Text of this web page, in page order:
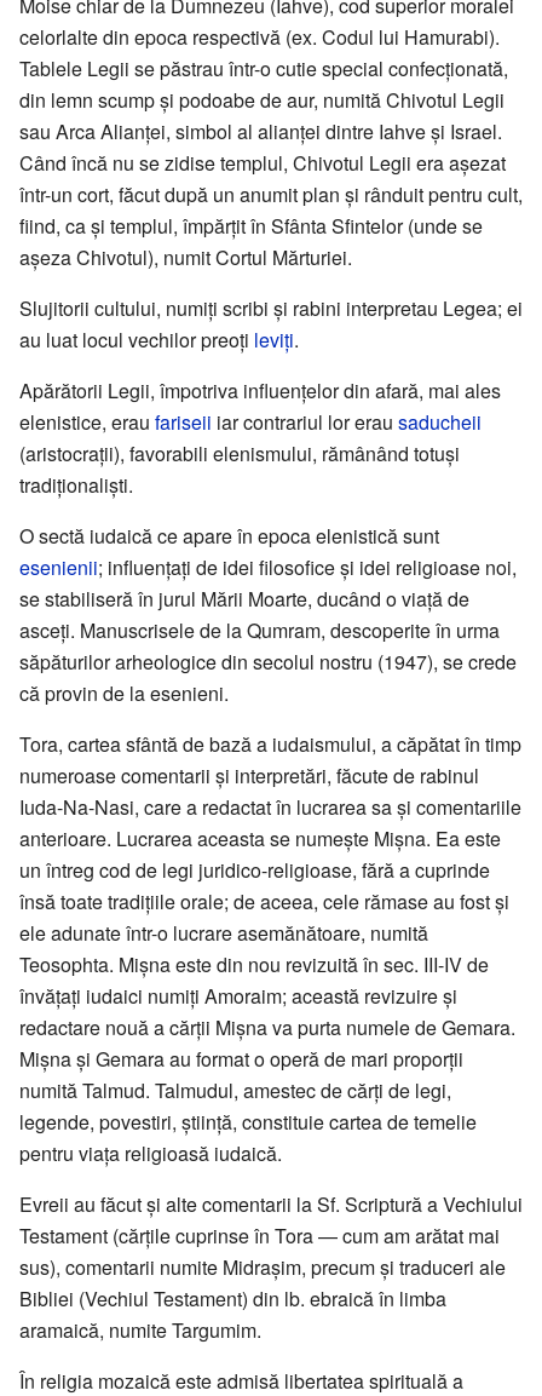
celorlalte din epoca respectivă (ex. Codul lui Hamurabi).
Tablele Legii se păstrau într-o cutie special confecționată,
din lemn scump și podoabe de aur, numită Chivotul Legii
sau Arca Alianței, simbol al alianței dintre Iahve și Israel.
Când încă nu se zidise templul, Chivotul Legii era așezat
într-un cort, făcut după un anumit plan și rânduit pentru cult,
fiind, ca și templul, împărțit în Sfânta Sfintelor (unde se
așeza Chivotul), numit Cortul Mărturiei.
Slujitorii cultului, numiți scribi și rabini interpretau Legea; ei
au luat locul vechilor preoți leviți.
Apărătorii Legii, împotriva influențelor din afară, mai ales
elenistice, erau fariseii iar contrariul lor erau saducheii
(aristocrații), favorabili elenismului, rămânând totuși
tradiționaliști.
O sectă iudaică ce apare în epoca elenistică sunt
esenienii; influențați de idei filosofice și idei religioase noi,
se stabiliseră în jurul Mării Moarte, ducând o viață de
asceți. Manuscrisele de la Qumram, descoperite în urma
săpăturilor arheologice din secolul nostru (1947), se crede
că provin de la esenieni.
Tora, cartea sfântă de bază a iudaismului, a căpătat în timp
numeroase comentarii și interpretări, făcute de rabinul
Iuda-Na-Nasi, care a redactat în lucrarea sa și comentariile
anterioare. Lucrarea aceasta se numește Mișna. Ea este
un întreg cod de legi juridico-religioase, fără a cuprinde
însă toate tradițiile orale; de aceea, cele rămase au fost și
ele adunate într-o lucrare asemănătoare, numită
Teosophta. Mișna este din nou revizuită în sec. III-IV de
învățați iudaici numiți Amoraim; această revizuire și
redactare nouă a cărții Mișna va purta numele de Gemara.
Mișna și Gemara au format o operă de mari proporții
numită Talmud. Talmudul, amestec de cărți de legi,
legende, povestiri, știință, constituie cartea de temelie
pentru viața religioasă iudaică.
Evreii au făcut și alte comentarii la Sf. Scriptură a Vechiului
Testament (cărțile cuprinse în Tora — cum am arătat mai
sus), comentarii numite Midrașim, precum și traduceri ale
Bibliei (Vechiul Testament) din lb. ebraică în limba
aramaică, numite Targumim.
În religia mozaică este admisă libertatea spirituală a